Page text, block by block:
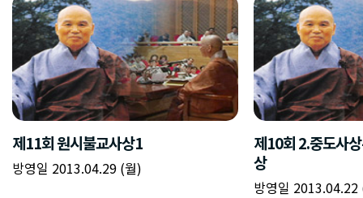
제11회 원시불교사상1
방영일 2013.04.29 (월)
제10회 2.중도사
상
방영일 2013.04.22